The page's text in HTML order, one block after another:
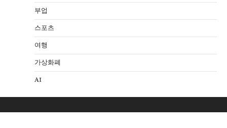
부업
스포츠
여행
가상화폐
AI